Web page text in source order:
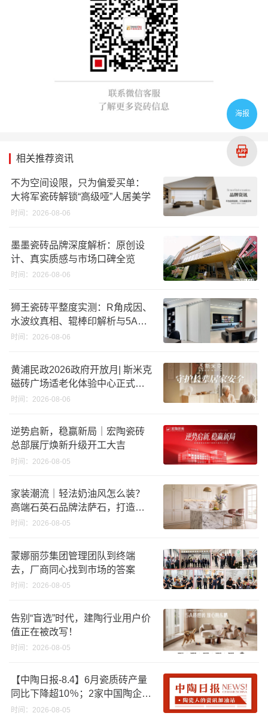
相关推荐资讯
不为空间设限，只为偏爱买单：
大将军瓷砖解锁“高级哑”人居美学
时间：2026-08-06
墨墨瓷砖品牌深度解析：原创设
计、真实质感与市场口碑全览
时间：2026-08-06
狮王瓷砖平整度实测：R角成因、
水波纹真相、辊棒印解析与5A标
准选购指南
时间：2026-08-06
黄浦民政2026政府开放月| 斯米克
磁砖广场适老化体验中心正式亮
相
时间：2026-08-06
逆势启新，稳赢新局｜宏陶瓷砖
总部展厅焕新升级开工大吉
时间：2026-08-05
家装潮流｜轻法奶油风怎么装？
高端石英石品牌法萨石，打造质
感橱柜台面
时间：2026-08-05
蒙娜丽莎集团管理团队到终端
去，厂商同心找到市场的答案
时间：2026-08-05
告别“盲选”时代，建陶行业用户价
值正在被改写！
时间：2026-08-05
【中陶日报-8.4】6月瓷质砖产量
同比下降超10％；2家中国陶企亮
相马来西亚ARCHIDEX 2026石材
时间：2026-08-05
海报